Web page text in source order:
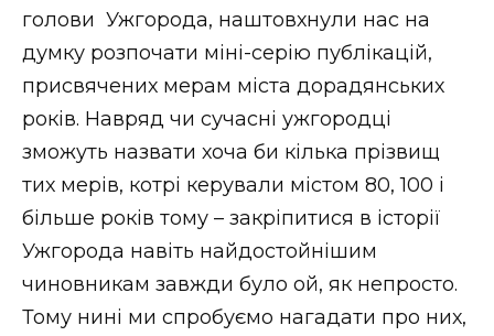
Спорт
Стиль життя
Втрачений Ужгород
Втрачений Ужгород (відеоверсія)
ЗАКАРПАТСЬКІ НОВИНИ
голови Ужгорода, наштовхнули нас на
думку розпочати міні-серію публікацій,
присвячених мерам міста дорадянських
років. Навряд чи сучасні ужгородці
зможуть назвати хоча би кілька прізвищ
тих мерів, котрі керували містом 80, 100 і
більше років тому – закріпитися в історії
Ужгорода навіть найдостойнішим
чиновникам завжди було ой, як непросто.
Тому нині ми спробуємо нагадати про них,